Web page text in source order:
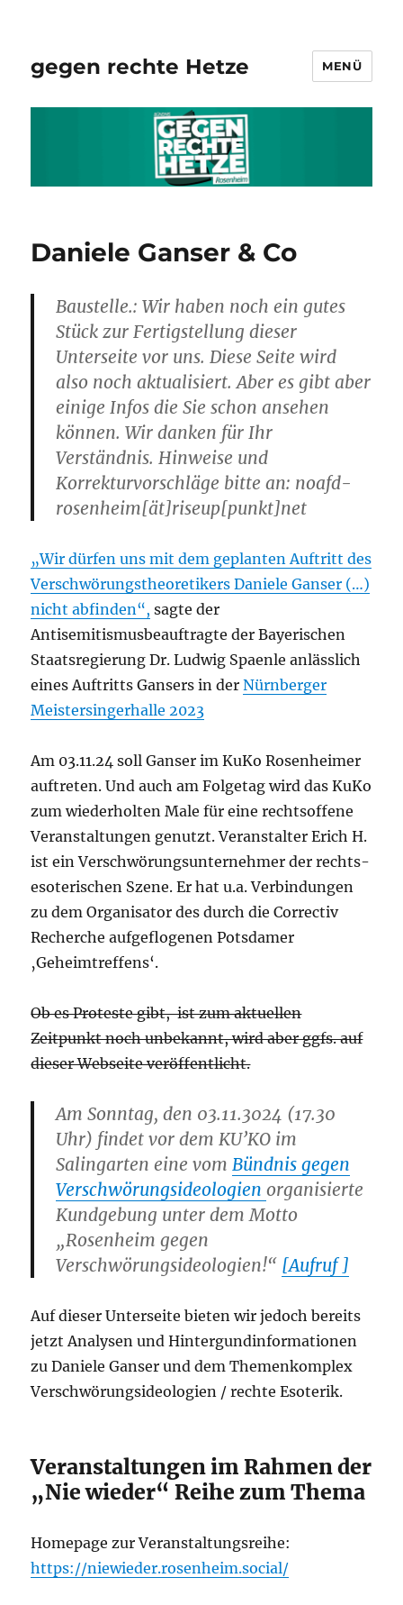
gegen rechte Hetze MENÜ
Daniele Ganser & Co
Baustelle.: Wir haben noch ein gutes
Stück zur Fertigstellung dieser
Unterseite vor uns. Diese Seite wird
also noch aktualisiert. Aber es gibt aber
einige Infos die Sie schon ansehen
können. Wir danken für Ihr
Verständnis. Hinweise und
Korrekturvorschläge bitte an: noafd-
rosenheim[ät]riseup[punkt]net
„Wir dürfen uns mit dem geplanten Auftritt des
Verschwörungstheoretikers Daniele Ganser (…)
nicht abfinden“, sagte der
Antisemitismusbeauftragte der Bayerischen
Staatsregierung Dr. Ludwig Spaenle anlässlich
eines Auftritts Gansers in derNürnberger
Meistersingerhalle 2023
Am 03.11.24 soll Ganser im KuKo Rosenheimer
auftreten. Und auch am Folgetag wird das KuKo
zum wiederholten Male für eine rechtsoffene
Veranstaltungen genutzt. Veranstalter Erich H.
ist ein Verschwörungsunternehmer der rechts-
esoterischen Szene. Er hat u.a. Verbindungen
zu dem Organisator des durch die Correctiv
Recherche aufgeflogenen Potsdamer
‚Geheimtreffens‘.
Ob es Proteste gibt, ist zum aktuellen
Zeitpunkt noch unbekannt, wird aber ggfs. auf
dieser Webseite veröffentlicht.
Am Sonntag, den 03.11.3024 (17.30
Uhr) findet vor dem KU’KO im
Salingarten eine vomBündnis gegen
Verschwörungsideologienorganisierte
Kundgebung unter dem Motto
„Rosenheim gegen
Verschwörungsideologien!“ [Aufruf ]
Auf dieser Unterseite bieten wir jedoch bereits
jetzt Analysen und Hintergundinformationen
zu Daniele Ganser und dem Themenkomplex
Verschwörungsideologien / rechte Esoterik.
Veranstaltungen im Rahmen der
„Nie wieder“ Reihe zum Thema
Homepage zur Veranstaltungsreihe:
https://niewieder.rosenheim.social/